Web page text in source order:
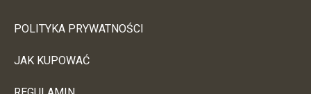
POLITYKA PRYWATNOŚCI
JAK KUPOWAĆ